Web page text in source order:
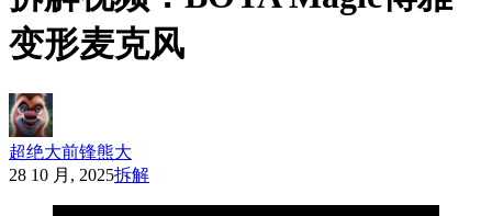
变形麦克风
超绝大前锋熊大
28 10 月, 2025拆解